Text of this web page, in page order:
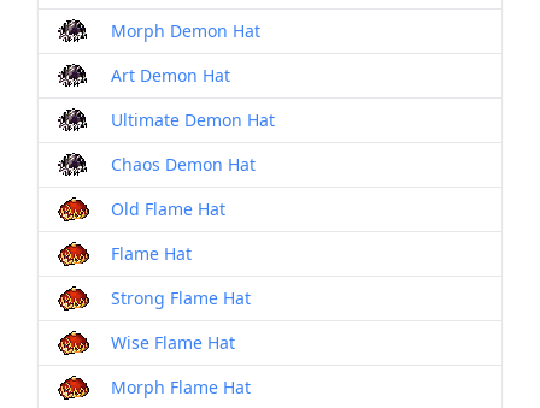
Morph Demon Hat
Art Demon Hat
Ultimate Demon Hat
Chaos Demon Hat
Old Flame Hat
Flame Hat
Strong Flame Hat
Wise Flame Hat
Morph Flame Hat